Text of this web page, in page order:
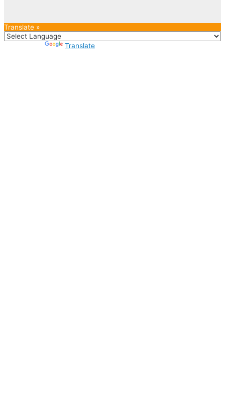
Translate »
Translate